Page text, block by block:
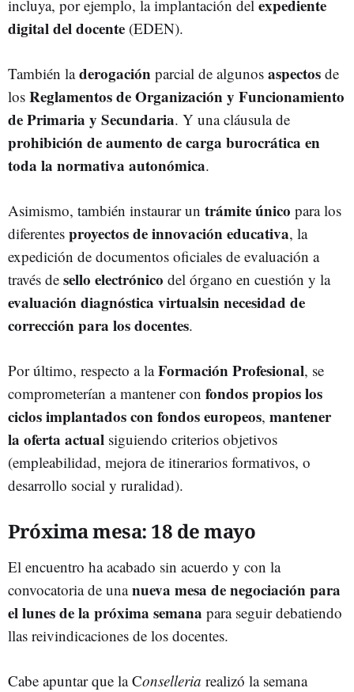
incluya, por ejemplo, la implantación del expediente
digital del docente (EDEN).
También laderogación parcial de algunos aspectos de
los Reglamentos de Organización y Funcionamiento
de Primaria y Secundaria. Y una cláusula de
prohibición de aumento de carga burocrática en
toda la normativa autonómica.
Asimismo, también instaurar un trámite único para los
diferentes proyectos de innovación educativa, la
expedición de documentos oficiales de evaluación a
través de sello electrónico del órgano en cuestión y la
evaluación diagnóstica virtualsin necesidad de
corrección para los docentes.
Por último, respecto a laFormación Profesional, se
comprometerían a mantener con fondos propios los
ciclos implantados con fondos europeos, mantener
la oferta actual siguiendo criterios objetivos
(empleabilidad, mejora de itinerarios formativos, o
desarrollo social y ruralidad).
Próxima mesa: 18 de mayo
El encuentro ha acabado sin acuerdo y con la
convocatoria de unanueva mesa de negociación para
el lunes de la próxima semana para seguir debatiendo
llas reivindicaciones de los docentes.
Cabe apuntar que la Conselleria realizó la semana